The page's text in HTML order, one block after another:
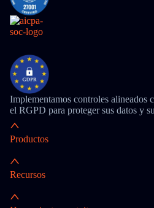
Implementamos controles alineados
el RGPD para proteger sus datos y
Productos
Recursos